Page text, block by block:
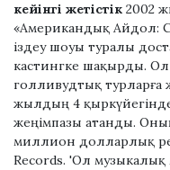
кейінгі жетістік 2002
«Американдық Айдол:
іздеу шоуы туралы
кастингке шақырды.
голливудтық
жылдың 4
жеңімпазы атанды.
миллион долларлық
Records. 'Ол